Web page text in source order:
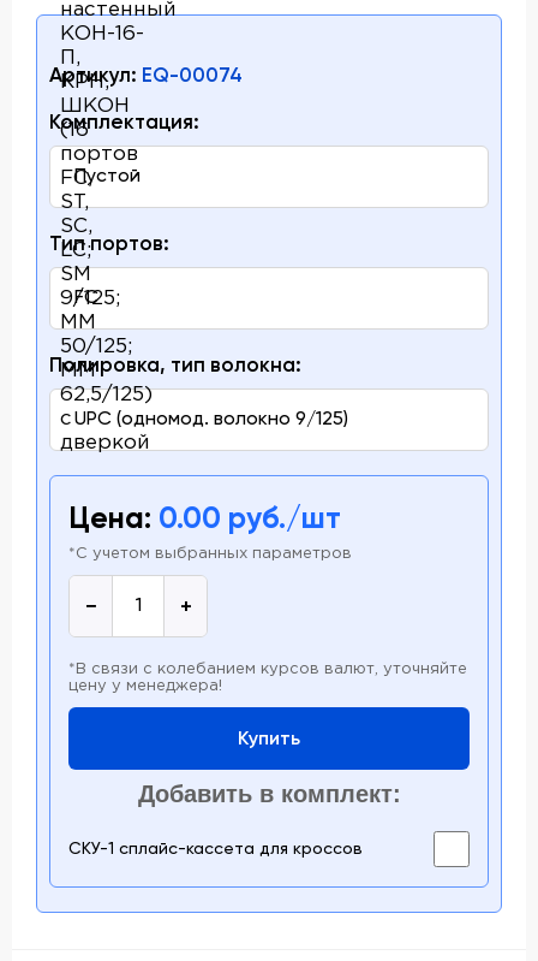
Артикул: EQ-00074
Комплектация:
Тип портов:
Полировка, тип волокна:
Цена: 0.00 руб./шт
*С учетом выбранных параметров
− +
*В связи с колебанием курсов валют, уточняйте
цену у менеджера!
Купить
Добавить в комплект:
СКУ-1 сплайс-кассета для кроссов